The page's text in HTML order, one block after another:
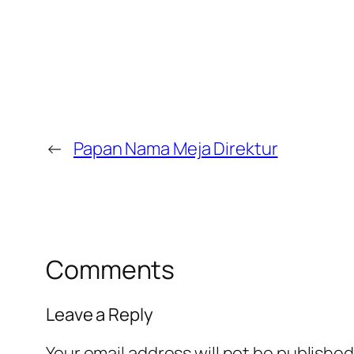
← Papan Nama Meja Direktur
Comments
Leave a Reply